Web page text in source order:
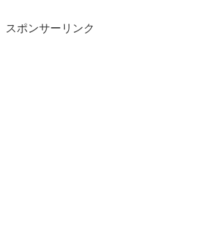
スポンサーリンク